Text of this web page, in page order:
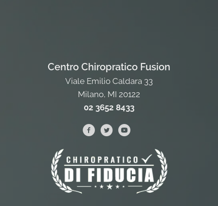
Centro Chiropratico Fusion
Viale Emilio Caldara 33
Milano, MI 20122
02 3652 8433